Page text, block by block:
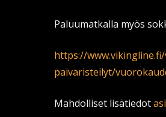
Paluumatkalla myös
https://
paivaristeilyt/
Mahdolliset lisätiedot